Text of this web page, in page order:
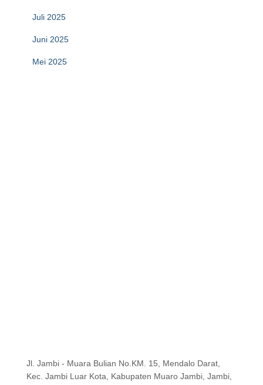
Juli 2025
Juni 2025
Mei 2025
Jl. Jambi - Muara Bulian No.KM. 15, Mendalo Darat,
Kec. Jambi Luar Kota, Kabupaten Muaro Jambi, Jambi,